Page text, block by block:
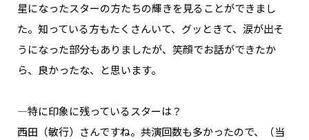
星になったスターの方たちの輝きを見ることができまし
た。知っている方もたくさんいて、グッときて、涙が出そ
うになった部分もありましたが、笑顔でお話ができたか
ら、良かったな、と思います。
―特に印象に残っているスターは？
西田（敏行）さんですね。共演回数も多かったので、（当